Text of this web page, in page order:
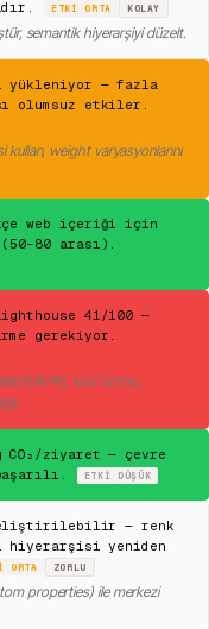
ETKIORTA KOLAY
semantik hiyerarşiyi düzelt.
— fazla
olumsuz etkiler.
weight varyasyonlarını
web içeriği için
80 arası).
41/100 —
gerekiyor.
AVIF), kod bölme,
CO₂/ziyaret — çevre
ETKI DÜŞÜK
— renk
yeniden
ORTA ZORLU
properties) ile merkezi